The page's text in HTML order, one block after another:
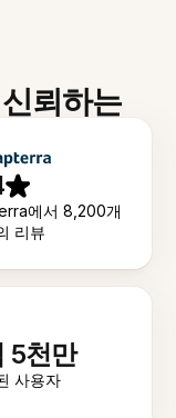
뢰하는
에서 8,200개
리뷰
5천만
사용자